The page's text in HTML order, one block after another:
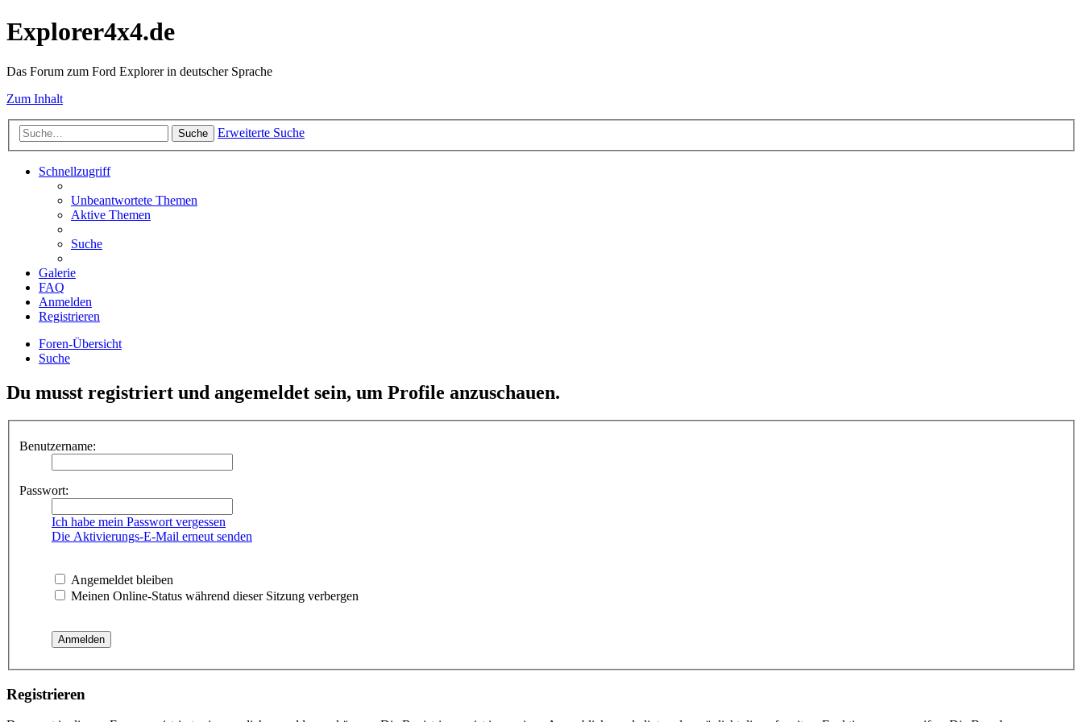
Explorer4x4.de
Das Forum zum Ford Explorer in deutscher Sprache
Zum Inhalt
Suche Erweiterte Suche
Schnellzugriff
Unbeantwortete Themen
Aktive Themen
Suche
Galerie
FAQ
Anmelden
Registrieren
Foren-Übersicht
Suche
Du musst registriert und angemeldet sein, um Profile anzuschauen.
Benutzername:
Passwort:
Ich habe mein Passwort vergessen
Die Aktivierungs-E-Mail erneut senden
Angemeldet bleiben
Meinen Online-Status während dieser Sitzung verbergen
Registrieren